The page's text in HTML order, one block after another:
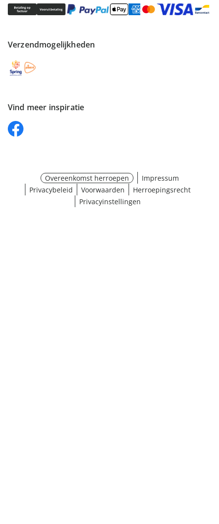
Verzendmogelijkheden
Vind meer inspiratie
Overeenkomst herroepen
Impressum
Privacybeleid
Voorwaarden
Herroepingsrecht
Privacyinstellingen